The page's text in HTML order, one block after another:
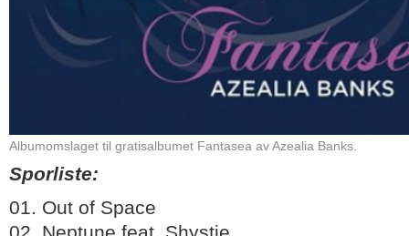
Albumomslaget til gratisalbumet Fantasea av Azealia Banks.
Sporliste:
01. Out of Space